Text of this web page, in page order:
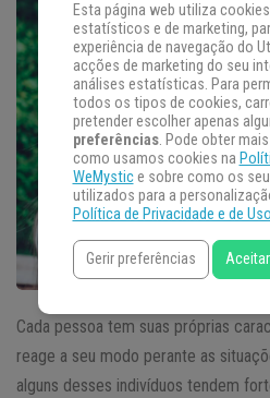
Cada pessoa tem suas próprias
reage a seu modo perante as
alguns desses indivíduos tendem
Esta página web utiliza
estatísticos e de marketing,
experiência de navegação do
acções de marketing do seu
análises estatísticas. Para
todos os tipos de cookies,
pretender escolher apenas
preferências. Pode obter
como usamos cookies na
WeMystice sobre como os
utilizados para a
Política de Privacidade e de
Gerir preferências Aceitar